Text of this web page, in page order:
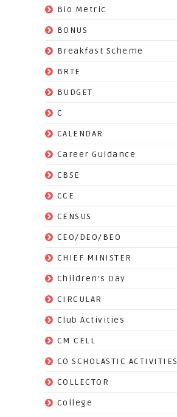
Bio Metric
BONUS
Breakfast Scheme
BRTE
BUDGET
C
CALENDAR
Career Guidance
CBSE
CCE
CENSUS
CEO/DEO/BEO
CHIEF MINISTER
Children's Day
CIRCULAR
Club Activities
CM CELL
CO SCHOLASTIC ACTIVITIES
COLLECTOR
College